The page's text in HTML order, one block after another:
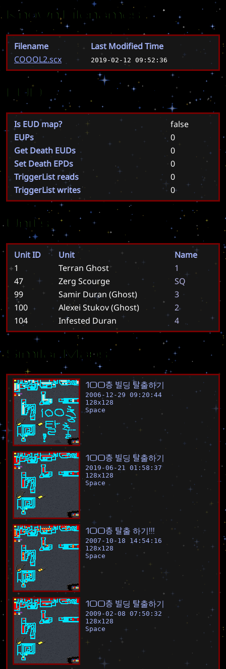
Known Filenames
Filename
Last Modified Time
COOOL2.scx
2019-02-12 09:52:36
EUD
Is EUD map?
false
EUPs
0
Get Death EUDs
0
Set Death EPDs
0
TriggerList reads
0
TriggerList writes
0
Units
Unit ID Unit
Name
1
Terran Ghost
1
47
Zerg Scourge SQ
99
Samir Duran (Ghost)
3
100
Alexei Stukov (Ghost)
2
104
Infested Duran 4
Similar Maps
100층 빌딩 탈출하기
2006-12-29 09:20:44
128x128
Space
100층 빌딩 탈출하기
2019-06-21 01:58:37
128x128
Space
100층 탈출 하기!!!
2007-10-18 14:54:16
128x128
Space
100층 빌딩 탈출하기
2009-02-08 07:50:32
128x128
Space